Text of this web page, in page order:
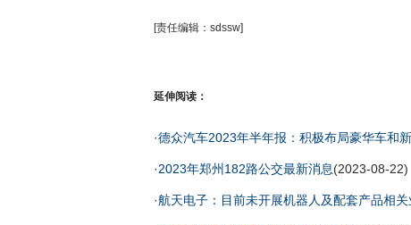
[责任编辑：sdssw]
延伸阅读：
·德众汽车2023年半年报：积极布局豪华车和
·2023年郑州182路公交最新消息(2023-08-22)
·航天电子：目前未开展机器人及配套产品相关